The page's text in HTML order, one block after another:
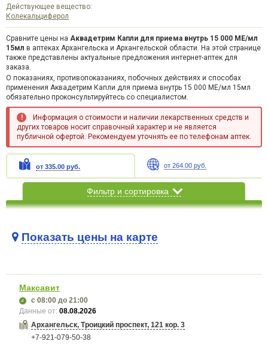
Действующее вещество:
Колекальциферол
Сравните цены на Аквадетрим Капли для приема внутрь 15 000 МЕ/мл
15мл в аптеках Архангельска и Архангельской области. На этой странице
также представлены актуальные предложения интернет-аптек для
заказа.
О показаниях, противопоказаниях, побочных действиях и способах
применения Аквадетрим Капли для приема внутрь 15 000 МЕ/мл 15мл
обязательно проконсультируйтесь со специалистом.
Информация о стоимости и наличии лекарственных средств и
других товаров носит справочный характер и не является
публичной офертой. Рекомендуем уточнять ее по телефонам аптек.
от 335.00 руб. от 264.00 руб.
Фильтр и сортировка
Карта загружается...
Показать цены на карте
Максавит
с 08:00 до 21:00
Данные от:08.08.2026
Архангельск, Троицкий проспект, 121 кор. 3
+7-921-079-50-38